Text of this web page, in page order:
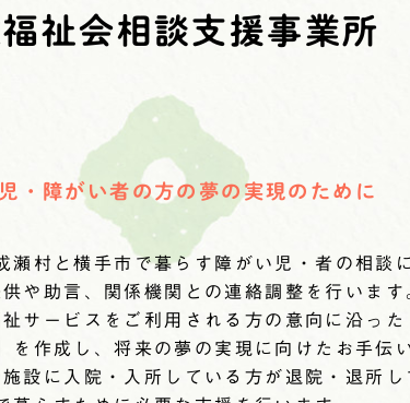
祉会相談支援事業所
・障がい者の方の 夢の実現のために
瀬村と横手市で暮らす障がい児・者の相談
や助言、関係機関との連絡調整を行います
サービスをご利用される方の意向に沿った
を作成し、将来の夢の実現に向けたお手伝
設に入院・入所している方が退院・退所し